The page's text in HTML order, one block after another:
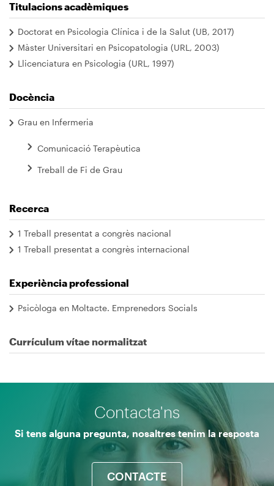
Titulacions acadèmiques
Doctorat en Psicologia Clínica i de la Salut (UB, 2017)
Màster Universitari en Psicopatologia (URL, 2003)
Llicenciatura en Psicologia (URL, 1997)
Docència
Grau en Infermeria
Comunicació Terapèutica
Treball de Fi de Grau
Recerca
1 Treball presentat a congrès nacional
1 Treball presentat a congrès internacional
Experiència professional
Psicòloga en Moltacte. Emprenedors Socials
Currículum vítae normalitzat
Contacta'ns
Si tens alguna pregunta, nosaltres tenim la resposta
CONTACTE